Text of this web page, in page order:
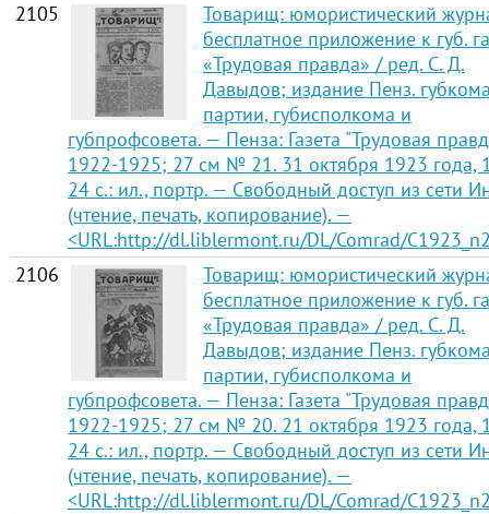
2105
Товарищ: юмористический
бесплатное приложение к губ.
«Трудовая правда» / ред. С. Д.
Давыдов; издание Пенз.
партии, губисполкома и
губпрофсовета. — Пенза: Газета "Трудовая
1922-1925; 27 см № 21. 31 октября 1923 года,
24 с.: ил., портр. — Свободный доступ из сети
(чтение, печать, копирование). —
<URL:http://dl.liblermont.ru/DL/Comrad/
2106
Товарищ: юмористический
бесплатное приложение к губ.
«Трудовая правда» / ред. С. Д.
Давыдов; издание Пенз.
партии, губисполкома и
губпрофсовета. — Пенза: Газета "Трудовая
1922-1925; 27 см № 20. 21 октября 1923 года,
24 с.: ил., портр. — Свободный доступ из сети
(чтение, печать, копирование). —
<URL:http://dl.liblermont.ru/DL/Comrad/